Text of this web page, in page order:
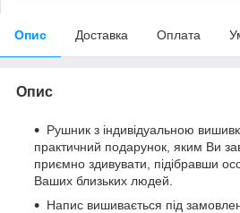
Опис Доставка Оплата
Опис
Рушник з індивідуальною
практичний подарунок, яким Ви
приємно здивувати, підібравши
Ваших близьких людей.
Напис вишивається під